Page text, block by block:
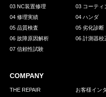
03 NC装置修理
04 修理実績
05 品質検査
06 故障原因解析
07 信頼性試験
03 コーティ
04 ハンダ
05 劣化診断
06 計測器校
COMPANY
THE REPAIR
お客様イン